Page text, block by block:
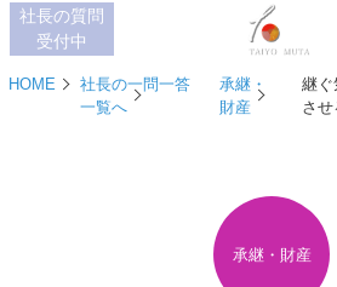
社長の質問
受付中
HOME
社長の一問一答
一覧へ
承継・
財産
継ぐ
させ
承継・財産